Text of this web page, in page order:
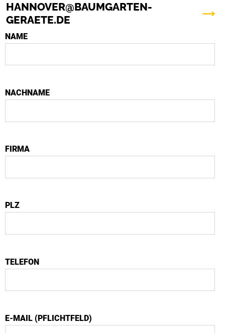
HANNOVER@BAUMGARTEN-
GERAETE.DE
NAME
NACHNAME
FIRMA
PLZ
TELEFON
E-MAIL (PFLICHTFELD)